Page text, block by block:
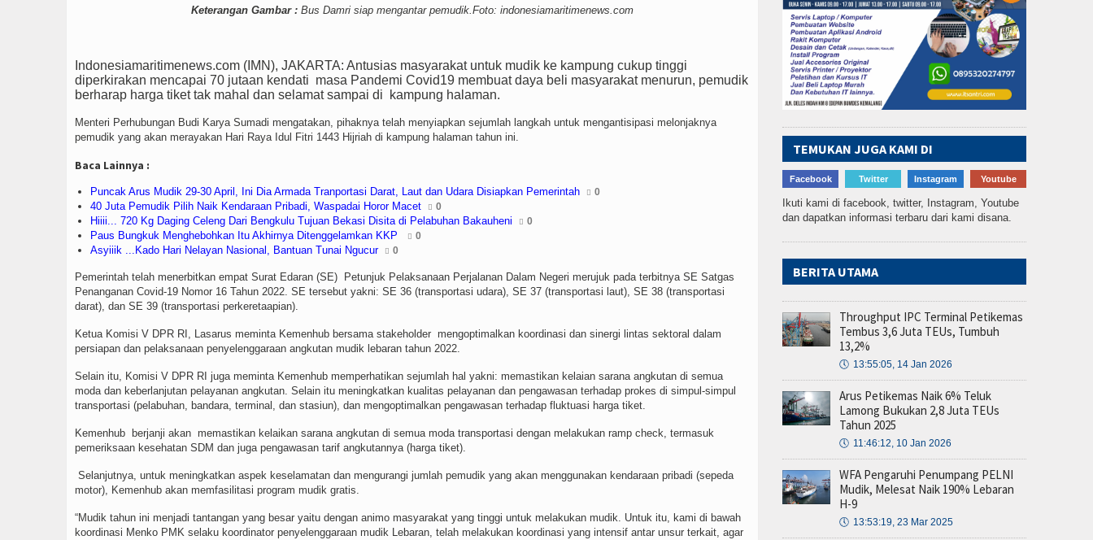
Keterangan Gambar : Bus Damri siap mengantar pemudik.Foto: indonesiamaritimenews.com
Indonesiamaritimenews.com (IMN), JAKARTA: Antusias masyarakat untuk mudik ke kampung cukup tinggi
diperkirakan mencapai 70 jutaan kendati masa Pandemi Covid19 membuat daya beli masyarakat menurun, pemudik
berharap harga tiket tak mahal dan selamat sampai di
kampung halaman.
Menteri Perhubungan Budi Karya Sumadi mengatakan, pihaknya telah menyiapkan sejumlah langkah untuk mengantisipasi melonjaknya
pemudik yang akan merayakan Hari Raya Idul Fitri 1443 Hijriah di kampung halaman tahun ini.
Baca Lainnya :
Puncak Arus Mudik 29-30 April, Ini Dia Armada Tranportasi Darat, Laut dan Udara Disiapkan Pemerintah 0
40 Juta Pemudik Pilih Naik Kendaraan Pribadi, Waspadai Horor Macet 0
Hiiii... 720 Kg Daging Celeng Dari Bengkulu Tujuan Bekasi Disita di Pelabuhan Bakauheni 0
Paus Bungkuk Menghebohkan Itu Akhirnya Ditenggelamkan KKP 0
Asyiiik ...Kado Hari Nelayan Nasional, Bantuan Tunai Ngucur 0
Pemerintah telah menerbitkan empat Surat Edaran (SE)
Petunjuk Pelaksanaan Perjalanan Dalam Negeri merujuk pada terbitnya SE Satgas
Penanganan Covid-19 Nomor 16 Tahun 2022. SE tersebut yakni: SE 36 (transportasi udara), SE 37 (transportasi laut), SE 38 (transportasi
darat), dan SE 39 (transportasi perkeretaapian).
Ketua Komisi V DPR RI, Lasarus meminta Kemenhub bersama stakeholder mengoptimalkan koordinasi dan sinergi lintas sektoral dalam
persiapan dan pelaksanaan penyelenggaraan angkutan mudik lebaran tahun 2022.
Selain itu, Komisi V DPR RI juga meminta Kemenhub memperhatikan sejumlah hal yakni: memastikan kelaian sarana angkutan di semua
moda dan keberlanjutan pelayanan angkutan. Selain itu meningkatkan kualitas pelayanan dan pengawasan terhadap prokes di simpul-simpul
transportasi (pelabuhan, bandara, terminal, dan stasiun), dan mengoptimalkan pengawasan terhadap fluktuasi harga tiket.
Kemenhub berjanji akan memastikan kelaikan sarana angkutan di semua moda transportasi dengan melakukan ramp check, termasuk
pemeriksaan kesehatan SDM dan juga pengawasan tarif angkutannya (harga tiket).
Selanjutnya, untuk meningkatkan aspek keselamatan dan mengurangi jumlah pemudik yang akan menggunakan kendaraan pribadi (sepeda
motor), Kemenhub akan memfasilitasi program mudik gratis.
“Mudik tahun ini menjadi tantangan yang besar yaitu dengan animo masyarakat yang tinggi untuk melakukan mudik. Untuk itu, kami di bawah
koordinasi Menko PMK selaku koordinator penyelenggaraan mudik Lebaran, telah melakukan koordinasi yang intensif antar unsur terkait, agar
TEMUKAN JUGA KAMI DI
Facebook Twitter Instagram Youtube
Ikuti kami di facebook, twitter, Instagram, Youtube
dan dapatkan informasi terbaru dari kami disana.
BERITA UTAMA
Throughput IPC Terminal Petikemas
Tembus 3,6 Juta TEUs, Tumbuh
13,2%
🕔 13:55:05, 14 Jan 2026
Arus Petikemas Naik 6% Teluk
Lamong Bukukan 2,8 Juta TEUs
Tahun 2025
🕔 11:46:12, 10 Jan 2026
WFA Pengaruhi Penumpang PELNI
Mudik, Melesat Naik 190% Lebaran
H-9
🕔 13:53:19, 23 Mar 2025